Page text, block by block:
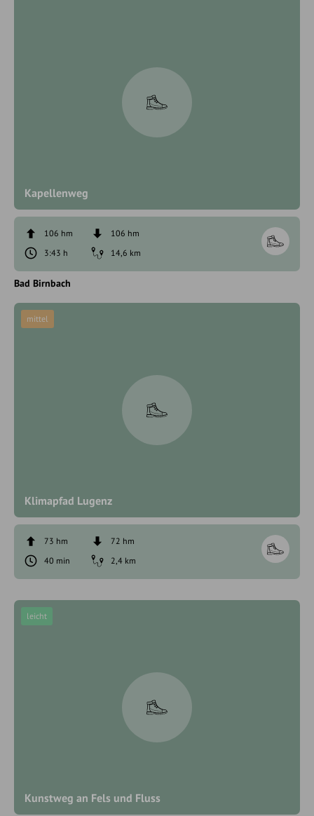
Kapellenweg
106 hm
106 hm
3:43 h
14,6 km
Bad Birnbach
Klimapfad Lugenz
mittel
73 hm
72 hm
40 min
2,4 km
Kunstweg an Fels und Fluss
leicht